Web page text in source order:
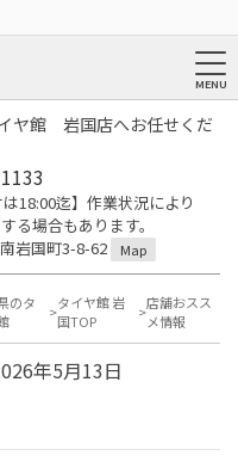
ヤ館 岩国店へお任せくだ
18:00迄】作業状況により
る場合もあります。
岩国町3-8-62
Map
のタ
タイヤ館 岩
国TOP
店舗おスス
メ情報
年5月13日